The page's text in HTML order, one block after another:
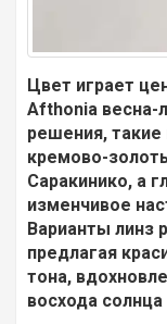
Цвет играет
Afthonia весна-
решения, такие
кремово-
Саракинико, а
изменчивое
Варианты линз
предлагая
тона,
восхода